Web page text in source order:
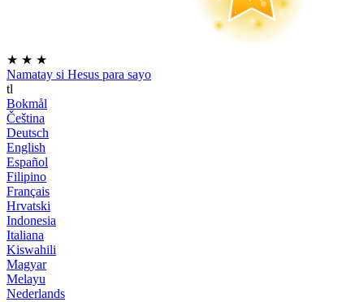
★ ★ ★
Namatay si Hesus para sayo
tl
Bokmål
Čeština
Deutsch
English
Español
Filipino
Français
Hrvatski
Indonesia
Italiana
Kiswahili
Magyar
Melayu
Nederlands